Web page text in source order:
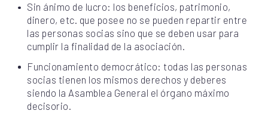
Sin ánimo de lucro: los beneficios, patrimonio,
dinero, etc. que posee no se pueden repartir entre
las personas socias sino que se deben usar para
cumplir la finalidad de la asociación.
Funcionamiento democrático: todas las personas
socias tienen los mismos derechos y deberes
siendo la Asamblea General el órgano máximo
decisorio.